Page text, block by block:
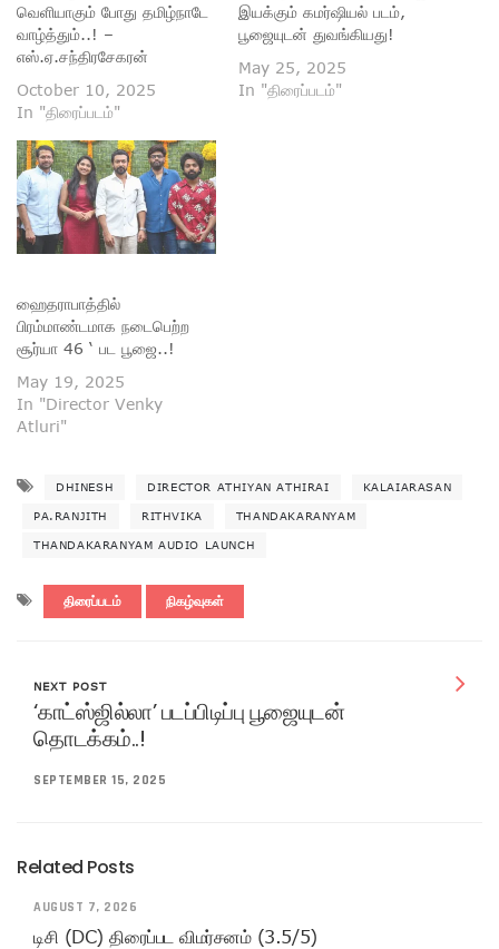
வெளியாகும் போது தமிழ்நாடே
வாழ்த்தும்..! –
எஸ்.ஏ.சந்திரசேகரன்
October 10, 2025
In "திரைப்படம்"
இயக்கும் கமர்ஷியல் படம்,
பூஜையுடன் துவங்கியது!
May 25, 2025
In "திரைப்படம்"
ஹைதராபாத்தில்
பிரம்மாண்டமாக நடைபெற்ற
சூர்யா 46 ‘ பட பூஜை..!
May 19, 2025
In "Director Venky
Atluri"
DHINESH DIRECTOR ATHIYAN ATHIRAI KALAIARASAN
PA.RANJITH RITHVIKA THANDAKARANYAM
THANDAKARANYAM AUDIO LAUNCH
திரைப்படம் நிகழ்வுகள்
NEXT POST
‘காட்ஸ்ஜில்லா’ படப்பிடிப்பு பூஜையுடன்
தொடக்கம்..!
SEPTEMBER 15, 2025
Related Posts
AUGUST 7, 2026
டிசி (DC) திரைப்பட விமர்சனம் (3.5/5)